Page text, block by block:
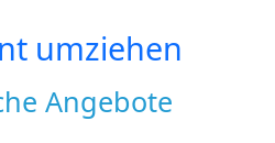
umziehen
Angebote